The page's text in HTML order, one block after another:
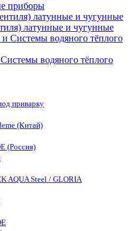
приборы
латунные и чугунные
водяного тёплого
приварку
(Китай)
(Россия)
AQUA Steel / GLORIA